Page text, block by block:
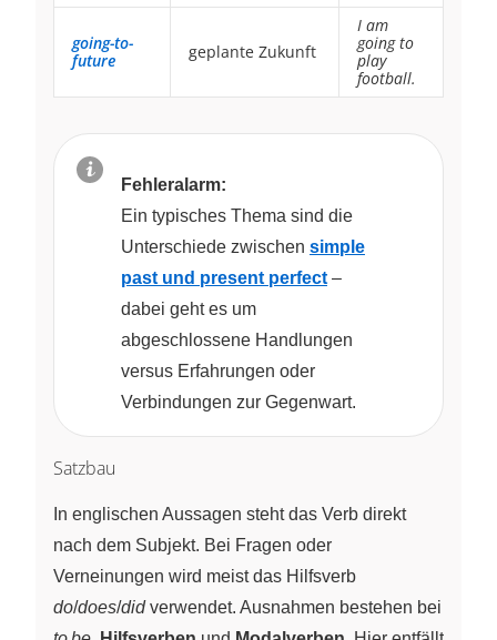
going-to-
future
geplante Zukunft
I am
going to
play
football.
Fehleralarm:
Ein typisches Thema sind die
Unterschiede zwischen simple
past und present perfect –
dabei geht es um
abgeschlossene Handlungen
versus Erfahrungen oder
Verbindungen zur Gegenwart.
Satzbau
In englischen Aussagen steht das Verb direkt
nach dem Subjekt. Bei Fragen oder
Verneinungen wird meist das Hilfsverb
do/does/didverwendet. Ausnahmen bestehen bei